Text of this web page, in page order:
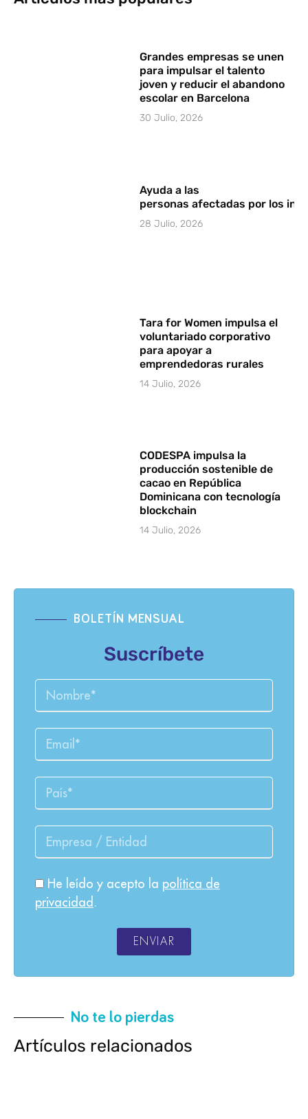
Grandes empresas se unen
para impulsar el talento
joven y reducir el abandono
escolar en Barcelona
30 Julio, 2026
Ayuda a las
personas afectadas por los
28 Julio, 2026
Tara for Women impulsa el
voluntariado corporativo
para apoyar a
emprendedoras rurales
14 Julio, 2026
CODESPA impulsa la
producción sostenible de
cacao en República
Dominicana con tecnología
blockchain
14 Julio, 2026
BOLETÍN MENSUAL
Suscríbete
He leído y acepto la política de
privacidad .
ENVIAR
No te lo pierdas
Artículos relacionados